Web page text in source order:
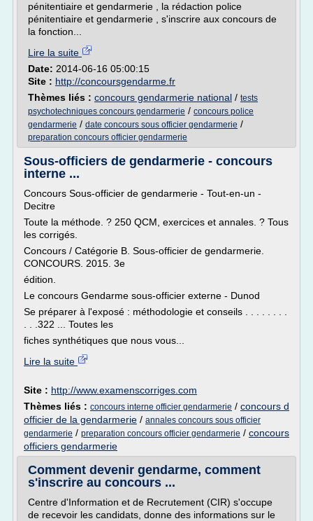
pénitentiaire et gendarmerie , la rédaction police
pénitentiaire et gendarmerie , s'inscrire aux concours de
la fonction...
Lire la suite
Date: 2014-06-16 05:00:15
Site : http://concoursgendarme.fr
Thèmes liés : concours gendarmerie national / tests
psychotechniques concours gendarmerie / concours police
gendarmerie / date concours sous officier gendarmerie /
preparation concours officier gendarmerie
Sous-officiers de gendarmerie - concours
interne ...
Concours Sous-officier de gendarmerie - Tout-en-un -
Decitre
Toute la méthode. ? 250 QCM, exercices et annales. ? Tous
les corrigés.
Concours / Catégorie B. Sous-officier de gendarmerie.
CONCOURS. 2015. 3e
édition.
Le concours Gendarme sous-officier externe - Dunod
Se préparer à l'exposé : méthodologie et conseils . . . . . . . .
. . .322 ... Toutes les
fiches synthétiques que nous vous...
Lire la suite
Site : http://www.examenscorriges.com
Thèmes liés : concours interne officier gendarmerie / concours d
officier de la gendarmerie / annales concours sous officier
gendarmerie / preparation concours officier gendarmerie / concours
officiers gendarmerie
Comment devenir gendarme, comment
s'inscrire au concours ...
Centre d'Information et de Recrutement (CIR) s'occupe
de recevoir les candidats, donne des informations sur le